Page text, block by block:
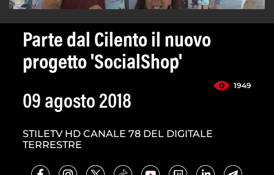
Parte dal Cilento il nuovo
progetto 'SocialShop'
1949
09 agosto 2018
STILETV HD CANALE 78 DEL DIGITALE
TERRESTRE